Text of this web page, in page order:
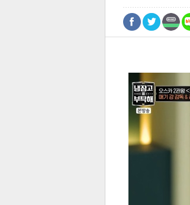
로그 즐겨찾기
많이 본 뉴스 최신 뉴스
0